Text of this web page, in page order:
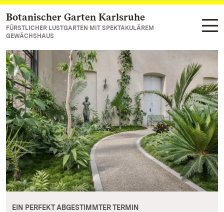
Zum Hauptinhalt springen
Botanischer Garten Karlsruhe
FÜRSTLICHER LUSTGARTEN MIT SPEKTAKULÄREM
GEWÄCHSHAUS
EIN PERFEKT ABGESTIMMTER TERMIN